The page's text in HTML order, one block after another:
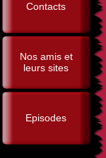
Contacts
Nos amis et
leurs sites
Episodes